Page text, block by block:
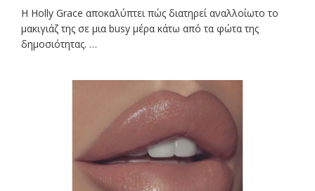
Η Holly Grace αποκαλύπτει πώς διατηρεί αναλλοίωτο το
μακιγιάζ της σε μια busy μέρα κάτω από τα φώτα της
δημοσιότητας. …